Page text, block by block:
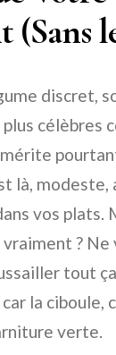
(Sans
discret,
célèbres
là, modeste,
vos plats.
?
tout
la ciboule,
verte.